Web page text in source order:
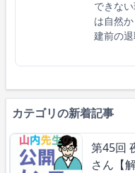
できな
は自然
建前の
カテゴリの新着記事
第45回
さん【